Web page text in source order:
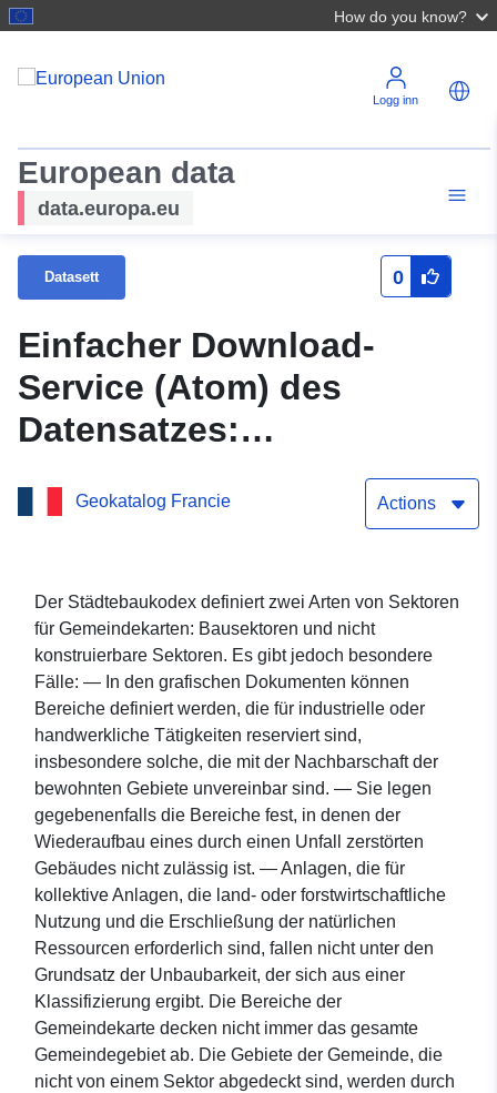
How do you know?
Logg inn
European data
data.europa.eu
Datasett 0
Einfacher Download-
Service (Atom) des
Datensatzes:
Zonierungspläne der
Gemeindekarten (CC) des
(28)
Geokatalog Francie Actions
Der Städtebaukodex definiert zwei Arten von Sektoren
für Gemeindekarten: Bausektoren und nicht
konstruierbare Sektoren. Es gibt jedoch besondere
Fälle: — In den grafischen Dokumenten können
Bereiche definiert werden, die für industrielle oder
handwerkliche Tätigkeiten reserviert sind,
insbesondere solche, die mit der Nachbarschaft der
bewohnten Gebiete unvereinbar sind. — Sie legen
gegebenenfalls die Bereiche fest, in denen der
Wiederaufbau eines durch einen Unfall zerstörten
Gebäudes nicht zulässig ist. — Anlagen, die für
kollektive Anlagen, die land- oder forstwirtschaftliche
Nutzung und die Erschließung der natürlichen
Ressourcen erforderlich sind, fallen nicht unter den
Grundsatz der Unbaubarkeit, der sich aus einer
Klassifizierung ergibt. Die Bereiche der
Gemeindekarte decken nicht immer das gesamte
Gemeindegebiet ab. Die Gebiete der Gemeinde, die
nicht von einem Sektor abgedeckt sind, werden durch